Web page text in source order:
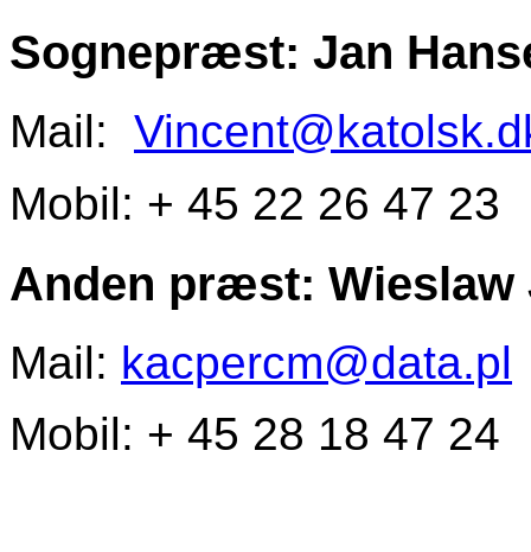
Sognepræst: Jan
Mail:
Mobil: + 45 22 26 47 23
Anden præst: Wieslaw
Mail: kacpercm@data.pl
Mobil: + 45 28 18 47 24